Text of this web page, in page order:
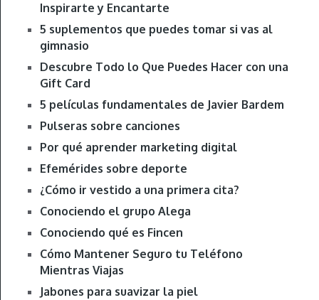
Inspirarte y Encantarte
5 suplementos que puedes tomar si vas al
gimnasio
Descubre Todo lo Que Puedes Hacer con una
Gift Card
5 películas fundamentales de Javier Bardem
Pulseras sobre canciones
Por qué aprender marketing digital
Efemérides sobre deporte
¿Cómo ir vestido a una primera cita?
Conociendo el grupo Alega
Conociendo qué es Fincen
Cómo Mantener Seguro tu Teléfono
Mientras Viajas
Jabones para suavizar la piel